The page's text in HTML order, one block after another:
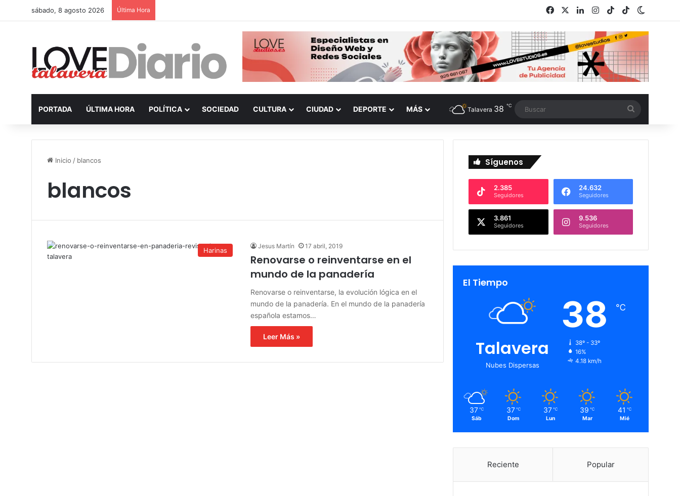
sábado, 8 agosto 2026 Última Hora Facebook LinkedInInstagram
TikTokRSS
PORTADA ÚLTIMA HORA POLÍTICA SOCIEDAD CULTURA CIUDAD DEPORTE MÁS Talavera 38 ℃
Inicio / blancos
blancos
Harinas
Jesus Martín 17 abril, 2019
Renovarse o reinventarse en el
mundo de la panadería
Renovarse o reinventarse, la evolución lógica en el
mundo de la panadería. En el mundo de la panadería
española estamos…
Leer Más »
Síguenos
2.385
Seguidores
24.632
Seguidores
3.861
Seguidores
9.536
Seguidores
El Tiempo
Talavera
Nubes Dispersas
38 ℃
38º - 33º
16%
4.18 km/h
37 ℃
Sáb
37 ℃
Dom
37 ℃
Lun
39 ℃
Mar
41 ℃
Mié
Reciente Popular